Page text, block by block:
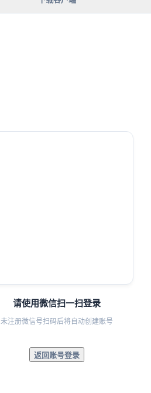
请使用微信扫一扫登录
未注册微信号扫码后将自动创建账号
返回账号登录